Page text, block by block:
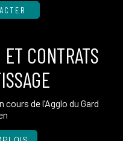
CONTRATS
de l’Agglo du Gard